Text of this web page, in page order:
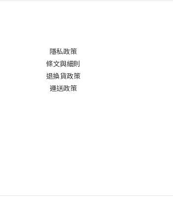
隱私政策
條文與細則
退換貨政策
運送政策